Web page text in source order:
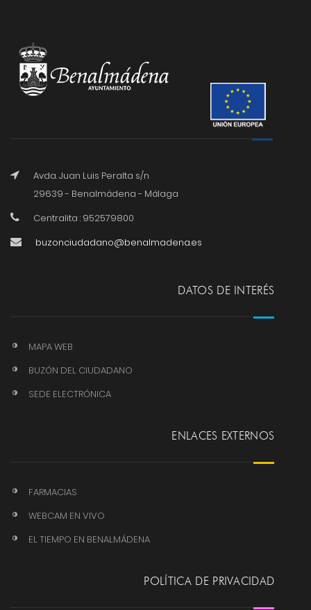
Avda. Juan Luis Peralta s/n
29639 - Benalmádena - Málaga
Centralita : 952579800
buzonciudadano@benalmadena.es
DATOS DE INTERÉS
MAPA WEB
BUZÓN DEL CIUDADANO
SEDE ELECTRÓNICA
ENLACES EXTERNOS
FARMACIAS
WEBCAM EN VIVO
EL TIEMPO EN BENALMÁDENA
POLÍTICA DE PRIVACIDAD